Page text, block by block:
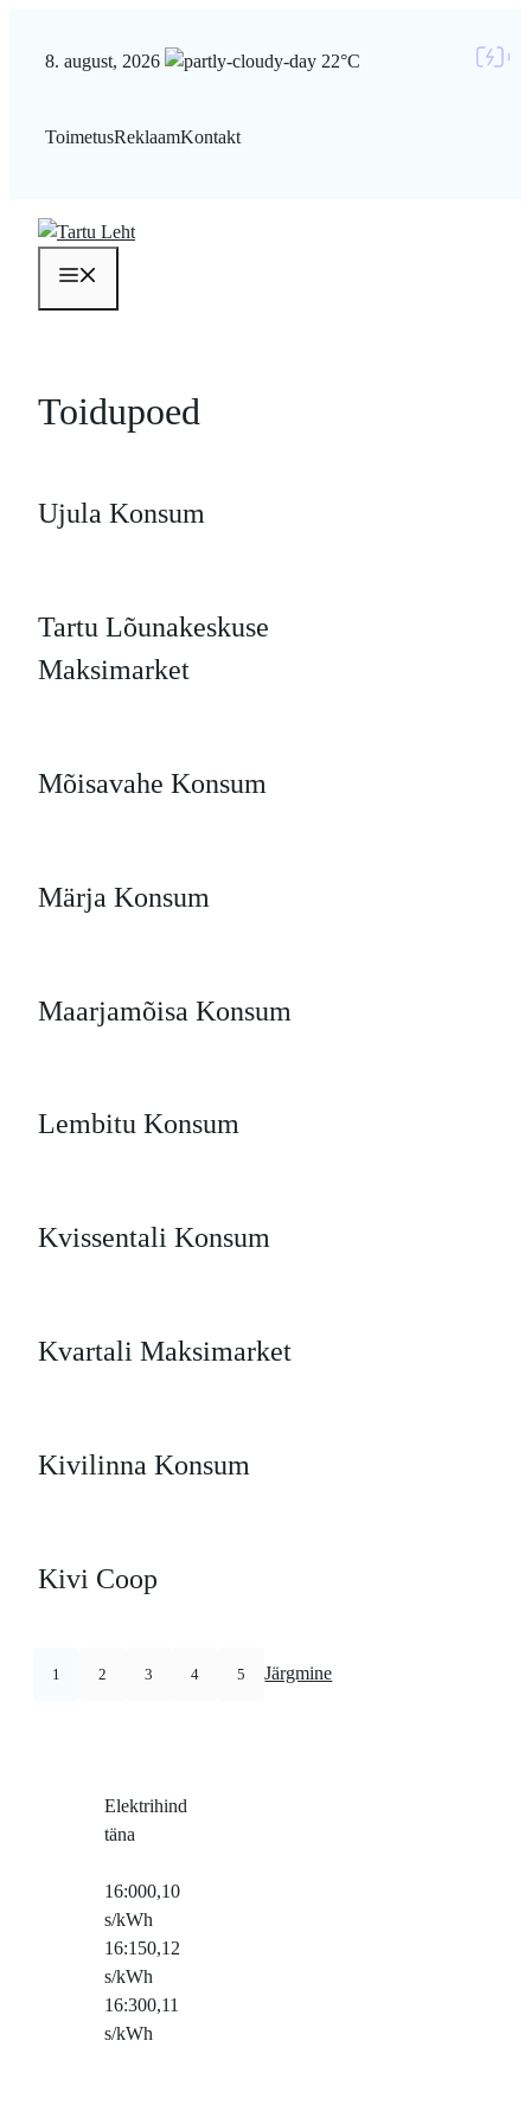
8. august, 2026 22°C
ToimetusReklaamKontakt
Toidupoed
Ujula Konsum
Tartu Lõunakeskuse
Maksimarket
Mõisavahe Konsum
Märja Konsum
Maarjamõisa Konsum
Lembitu Konsum
Kvissentali Konsum
Kvartali Maksimarket
Kivilinna Konsum
Kivi Coop
1 2 3 4 5 Järgmine
Elektrihind
täna
16:000,10
s/kWh
16:150,12
s/kWh
16:300,11
s/kWh